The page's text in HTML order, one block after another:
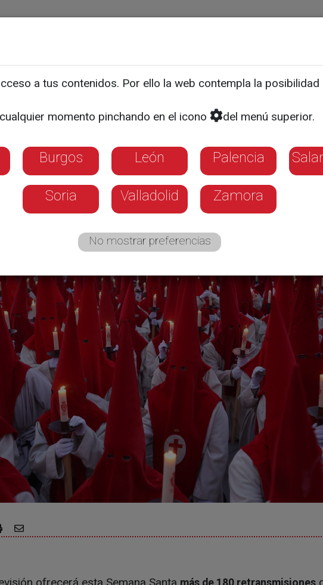
en Semana Santa
con más de 500
especial arrancará mañana viernes y podrá
Play
a tus contenidos. Por ello la web contempla la
momento pinchando en el icono
del menú superior.
Burgos León Palencia
Soria Valladolid Zamora
No mostrar preferencias